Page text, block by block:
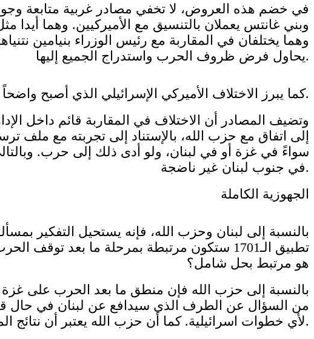
في خضم هذه العروض، لا تخفي مصادر غربية متابعة
وبني غانتس يعملان بالتنسيق مع الأميركيين. وهما
وهما يختلفان في المقاربة مع رئيس الوزراء بنيامين
يحاول فرض ظروف الحرب واستدراج الجميع إليها.
كما يبرز الاختلاف الأميركي الإسرائيلي الذي أصبح واضحاً بعد كلام بايدن عن الحرب والخيارات الخاطئة وتغيير حكومة نتنياهو.
وتضيف المصادر أن الاختلاف في المقاربة قائم داخل
إلى اتفاق مع حزب الله، بالإستناد إلى تجربته مع ملف
سواءً في غزة أو في لبنان، ولو أدى ذلك إلى حرب.
في جنوب لبنان غير ناضجة.
الجهوزية الكاملة
بالنسبة إلى لبنان وحزب الله، فإنه يستحيل التفكير
تطبيق الـ1701 ستكون مرتبطة بمرحلة ما
هو مرتبط بحل شامل؟
بالنسبة إلى حزب الله فإن منطق ما بعد الحرب على غزة
من السؤال عن الطرف الذي سيدافع عن لبنان في حال
لأي خطوات اسرائيلية. كما أن حزب الله يعتبر أن نتائج المعركة في غزة هي التي ستحدد ملامح المرحلة المقبلة.